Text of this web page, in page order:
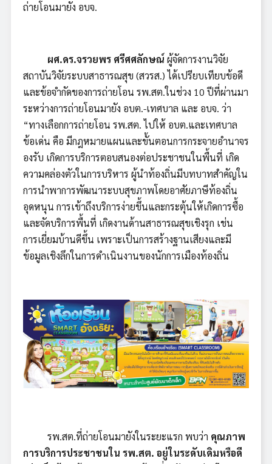
ถ่ายโอนมายัง อบจ.
ผศ.ดร.จรวยพร ศรีศศลักษณ์ ผู้จัดการงานวิจัย
สถาบันวิจัยระบบสาธารณสุข (สวรส.) ได้เปรียบเทียบข้อดี
และข้อจำกัดของการถ่ายโอน รพ.สต.ในช่วง 10 ปีที่ผ่านมา
ระหว่างการถ่ายโอนมายัง อบต.-เทศบาล และ อบจ. ว่า
“ทางเลือกการถ่ายโอน รพ.สต. ไปให้ อบต.และเทศบาล
ข้อเด่น คือ มีกฎหมายแผนและขั้นตอนการกระจายอำนาจร
องรับ เกิดการบริการตอบสนองต่อประชาชนในพื้นที่ เกิด
ความคล่องตัวในการบริหาร ผู้นำท้องถิ่นมีบทบาทสำคัญใน
การนำพาการพัฒนาระบบสุขภาพโดยอาศัยภาษีท้องถิ่น
อุดหนุน การเข้าถึงบริการง่ายขึ้นและกระตุ้นให้เกิดการซื้อ
และจัดบริการพื้นที่ เกิดงานด้านสาธารณสุขเชิงรุก เช่น
การเยี่ยมบ้านดีขึ้น เพราะเป็นการสร้างฐานเสียงและมี
ข้อมูลเชิงลึกในการดำเนินงานของนักการเมืองท้องถิ่น
รพ.สต.ที่ถ่ายโอนมายังในระยะแรก พบว่า คุณภาพ
การบริการประชาชนใน รพ.สต. อยู่ในระดับเดิมหรือดี